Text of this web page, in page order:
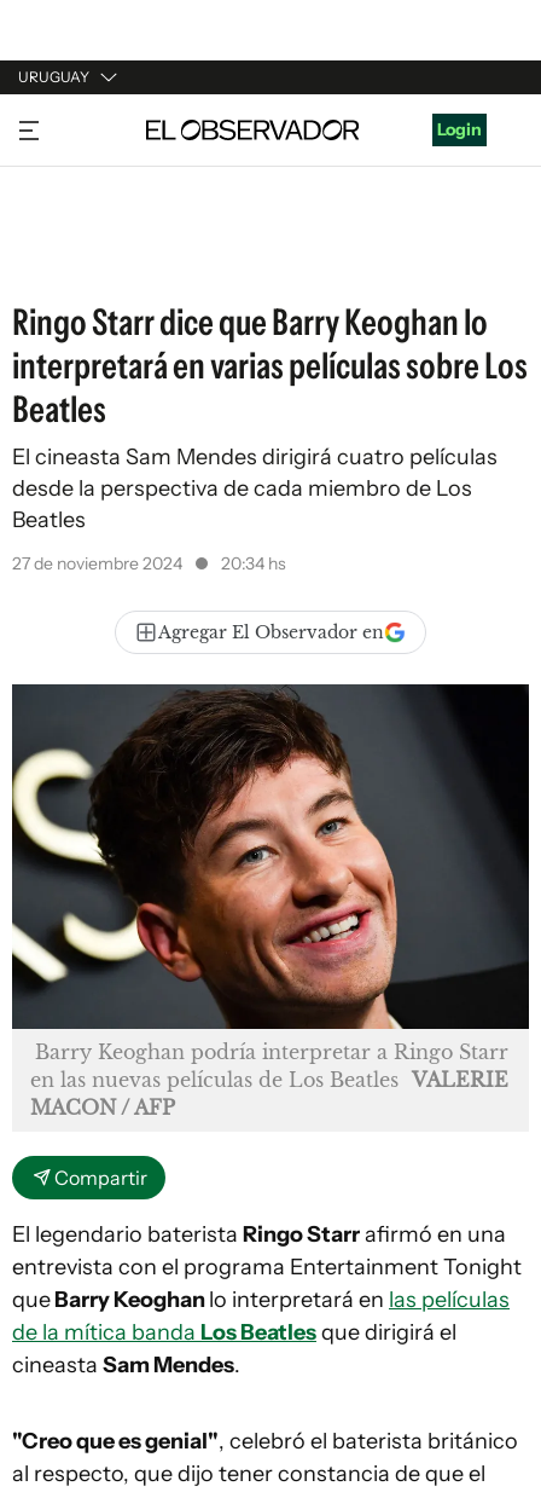
URUGUAY
URUGUAY
ARGENTINA
Login
Ringo Starr dice que Barry Keoghan lo
interpretará en varias películas sobre Los
Beatles
El cineasta Sam Mendes dirigirá cuatro películas
desde la perspectiva de cada miembro de Los
Beatles
27 de noviembre 2024 20:34 hs
Agregar El Observador en
Barry Keoghan podría interpretar a Ringo Starr
en las nuevas películas de Los Beatles VALERIE
MACON / AFP
Compartir
El legendario baterista Ringo Starrafirmó en una
entrevista con el programa Entertainment Tonight
queBarry Keoghanlo interpretará en las películas
de la mítica banda Los Beatlesque dirigirá el
cineasta Sam Mendes.
"Creo que es genial", celebró el baterista británico
al respecto, que dijo tener constancia de que el